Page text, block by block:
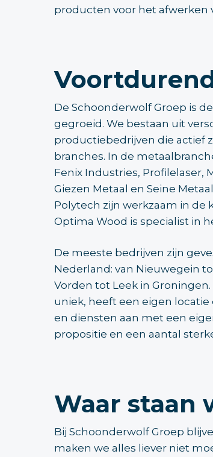
producten voor het afwerken
De Schoonderwolf Groep is
gegroeid. We bestaan uit
productiebedrijven die actief
branches. In de
Fenix Industries, Profilelaser,
Giezen Metaal en Seine
Polytech zijn werkzaam in de
Optima Wood is specialist in
De meeste bedrijven zijn
Nederland: van Nieuwegein
Vorden tot Leek in
uniek, heeft een eigen
en diensten aan met een
propositie en een aantal
Waar staan
Bij Schoonderwolf Groep
maken we alles liever niet